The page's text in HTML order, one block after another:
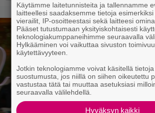
Käytämme laitetunnisteita ja tallennamme
laitteellesi saadaksemme tietoja
vierailit, IP-osoitteestasi sekä laitteesi
Pääset tutustumaan yksityiskohtaisesti
teknologiakumppaneihimme seuraavalla
Hylkääminen voi vaikuttaa sivuston
käytettävyyteen.
Jotkin teknologiamme voivat käsitellä
suostumusta, jos niillä on siihen oikeutettu
vastustaa tätä tai muuttaa asetuksiasi
seuraavalla välilehdellä.
Hyväksyn kaikki